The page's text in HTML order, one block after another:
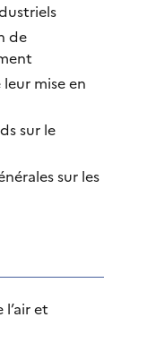
de
leur mise en
sur le
sur les
et